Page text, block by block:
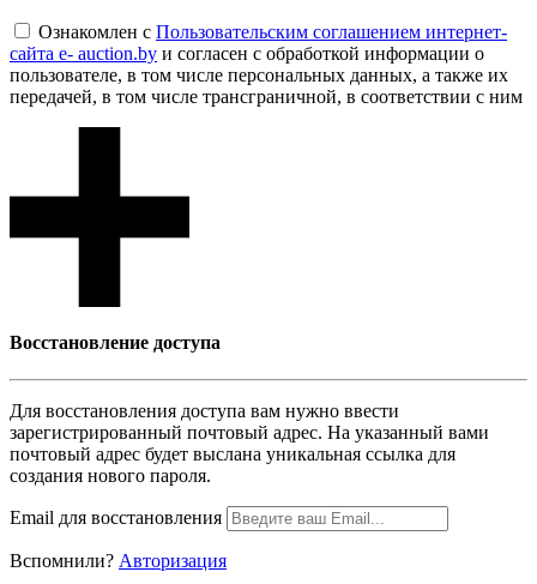
Ознакомлен с Пользовательским соглашением интернет-
сайта e- auction.by и согласен с обработкой информации о
пользователе, в том числе персональных данных, а также их
передачей, в том числе трансграничной, в соответствии с ним
Восcтановление доступа
Для восcтановления доступа вам нужно ввести
зарегистрированный почтовый адрес. На указанный вами
почтовый адрес будет выслана уникальная ссылка для
создания нового пароля.
Email для восcтановления
Вспомнили? Авторизация